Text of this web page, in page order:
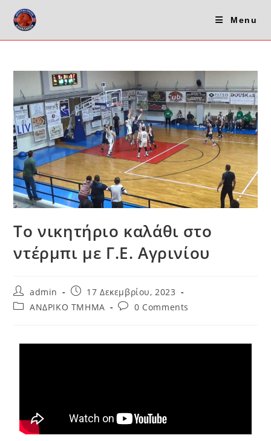
Menu
Το νικητήριο καλάθι στο
ντέρμπι με Γ.Ε. Αγρινίου
admin
17 Δεκεμβρίου, 2023
ΑΝΔΡΙΚΟ ΤΜΗΜΑ
0 Comments